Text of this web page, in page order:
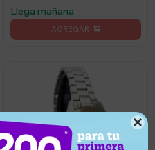

Llega mañana